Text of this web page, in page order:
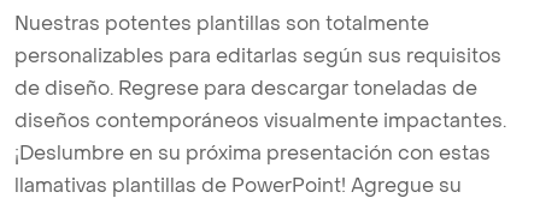
Nuestras potentes plantillas son totalmente
personalizables para editarlas según sus requisitos
de diseño. Regrese para descargar toneladas de
diseños contemporáneos visualmente impactantes.
¡Deslumbre en su próxima presentación con estas
llamativas plantillas de PowerPoint! Agregue su